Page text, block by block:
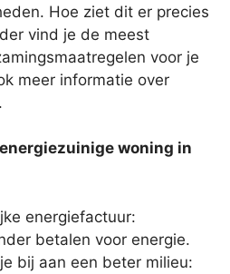
Hoe ziet dit er precies
vind je de meest
voor je
meer informatie over
.
woning in
energiefactuur:
betalen voor energie.
bij aan een beter milieu: